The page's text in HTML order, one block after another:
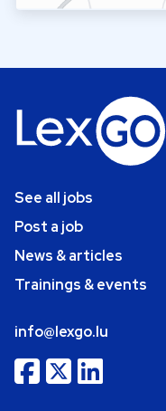
See all jobs
Post a job
News & articles
Trainings & events
info@lexgo.lu